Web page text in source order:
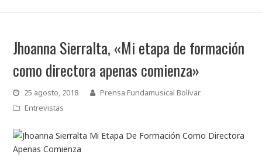
Jhoanna Sierralta, «Mi etapa de formación
como directora apenas comienza»
25 agosto, 2018
Prensa Fundamusical Bolívar
Entrevistas